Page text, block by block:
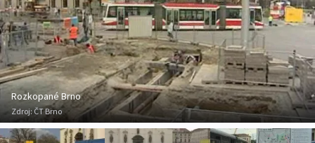
Rozkopané Brno
Zdroj:ČT Brno